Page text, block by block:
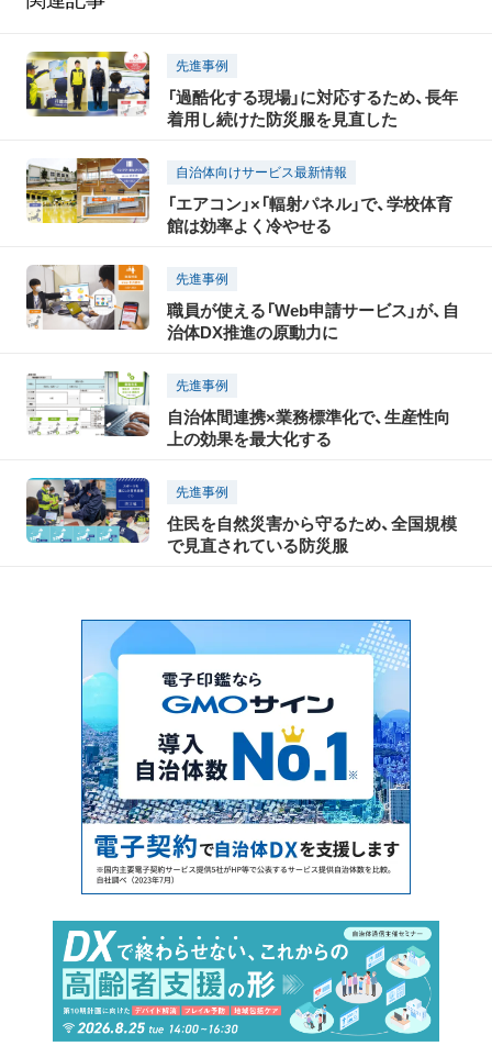
先進事例
「過酷化する現場」に対応するため、長年
着用し続けた防災服を見直した
自治体向けサービス最新情報
「エアコン」×「輻射パネル」で、学校体育
館は効率よく冷やせる
先進事例
職員が使える「Web申請サービス」が、自
治体DX推進の原動力に
先進事例
自治体間連携×業務標準化で、生産性向
上の効果を最大化する
先進事例
住民を自然災害から守るため、全国規模
で見直されている防災服